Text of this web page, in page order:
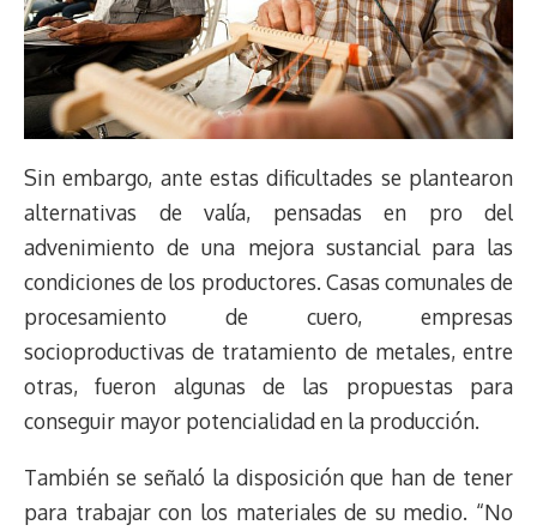
Sin embargo, ante estas dificultades se plantearon
alternativas de valía, pensadas en pro del
advenimiento de una mejora sustancial para las
condiciones de los productores. Casas comunales de
procesamiento de cuero, empresas
socioproductivas de tratamiento de metales, entre
otras, fueron algunas de las propuestas para
conseguir mayor potencialidad en la producción.
También se señaló la disposición que han de tener
para trabajar con los materiales de su medio. “No